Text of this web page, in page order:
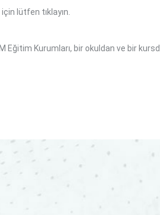
için lütfen tıklayın.
Eğitim Kurumları, bir okuldan ve bir